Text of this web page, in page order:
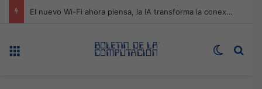
ASUS redefine la productividad y el gaming con la experiencia Duo
Switch